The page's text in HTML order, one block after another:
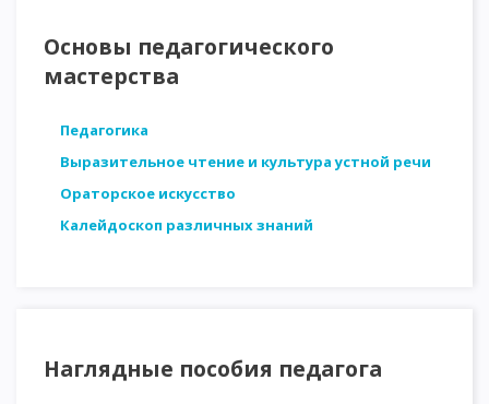
Основы педагогического
мастерства
Педагогика
Выразительное чтение и культура устной речи
Ораторское искусство
Калейдоскоп различных знаний
Наглядные пособия педагога